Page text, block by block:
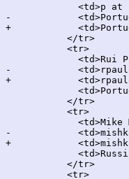
<td>p at
-
+
           </tr>
           <tr>
<td>Rui
-            <td>rpaulo
+            <td>rpaulo
           </tr>
           <tr>
<td>Mike
-
+            <td>mishka
           </tr>
           <tr>